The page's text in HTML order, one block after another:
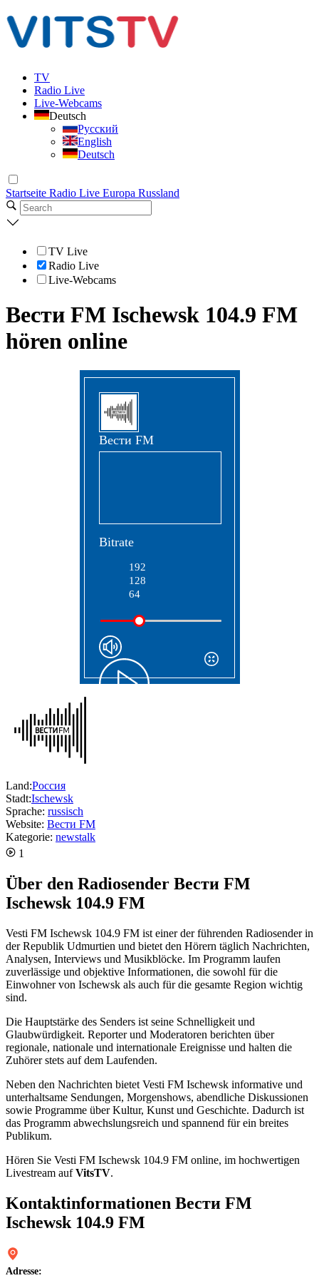
TV
Radio Live
Live-Webcams
Deutsch
Русский
English
Deutsch
Startseite Radio Live Europa Russland
TV Live
Radio Live
Live-Webcams
Вести FM Ischewsk 104.9 FM
hören online
Вести FM
Bitrate
192
128
64
Land:Россия
Stadt:Ischewsk
Sprache: russisch
Website: Вести FM
Kategorie: newstalk
1
Über den Radiosender Вести FM
Ischewsk 104.9 FM
Vesti FM Ischewsk 104.9 FM ist einer der führenden Radiosender in
der Republik Udmurtien und bietet den Hörern täglich Nachrichten,
Analysen, Interviews und Musikblöcke. Im Programm laufen
zuverlässige und objektive Informationen, die sowohl für die
Einwohner von Ischewsk als auch für die gesamte Region wichtig
sind.
Die Hauptstärke des Senders ist seine Schnelligkeit und
Glaubwürdigkeit. Reporter und Moderatoren berichten über
regionale, nationale und internationale Ereignisse und halten die
Zuhörer stets auf dem Laufenden.
Neben den Nachrichten bietet Vesti FM Ischewsk informative und
unterhaltsame Sendungen, Morgenshows, abendliche Diskussionen
sowie Programme über Kultur, Kunst und Geschichte. Dadurch ist
das Programm abwechslungsreich und spannend für ein breites
Publikum.
Hören Sie Vesti FM Ischewsk 104.9 FM online, im hochwertigen
Livestream aufVitsTV.
Kontaktinformationen Вести FM
Ischewsk 104.9 FM
Adresse: